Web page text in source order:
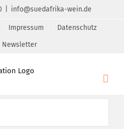
info@suedafrika-wein.de
Impressum
Datenschutz
Newsletter